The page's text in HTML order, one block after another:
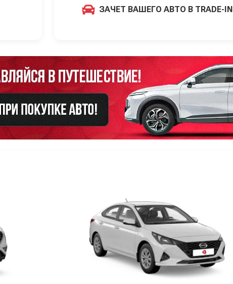
ЗАЧЕТ ВАШЕГО АВТО В TRADE-IN